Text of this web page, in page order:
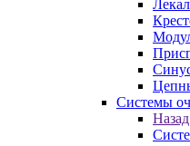
Системы
Назад